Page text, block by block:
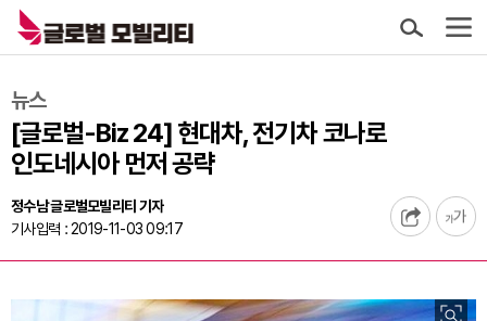
뉴스
[글로벌-Biz 24] 현대차, 전기차 코나로
인도네시아 먼저 공략
정수남 글로벌모빌리티 기자
기사입력 : 2019-11-03 09:17